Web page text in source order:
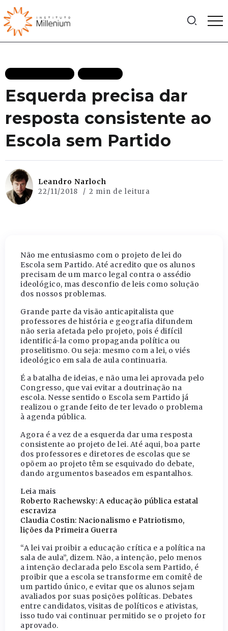
Esquerda precisa dar
resposta consistente ao
Escola sem Partido
Leandro Narloch
22/11/2018 2 min de leitura
Não me entusiasmo com o projeto de lei do
Escola sem Partido. Até acredito que os alunos
precisam de um marco legal contra o assédio
ideológico, mas desconfio de leis como solução
dos nossos problemas.
Grande parte da visão anticapitalista que
professores de história e geografia difundem
não seria afetada pelo projeto, pois é difícil
identificá-la como propaganda política ou
proselitismo. Ou seja: mesmo com a lei, o viés
ideológico em sala de aula continuaria.
É a batalha de ideias, e não uma lei aprovada pelo
Congresso, que vai evitar a doutrinação na
escola. Nesse sentido o Escola sem Partido já
realizou o grande feito de ter levado o problema
à agenda pública.
Agora é a vez de a esquerda dar uma resposta
consistente ao projeto de lei. Até aqui, boa parte
dos professores e diretores de escolas que se
opõem ao projeto têm se esquivado do debate,
dando argumentos baseados em espantalhos.
Leia mais
Roberto Rachewsky: A educação pública estatal
escraviza
Claudia Costin: Nacionalismo e Patriotismo,
lições da Primeira Guerra
“A lei vai proibir a educação crítica e a política na
sala de aula”, dizem. Não, a intenção, pelo menos
a intenção declarada pelo Escola sem Partido, é
proibir que a escola se transforme em comitê de
um partido único, e evitar que os alunos sejam
avaliados por suas posições políticas. Debates
entre candidatos, visitas de políticos e ativistas,
isso tudo vai continuar permitido se o projeto for
aprovado.